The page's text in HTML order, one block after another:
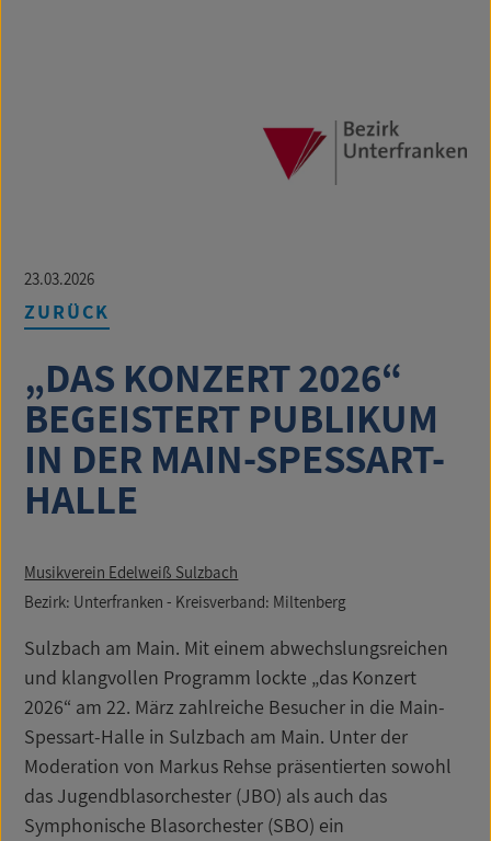
23.03.2026
ZURÜCK
„DAS KONZERT 2026“
BEGEISTERT PUBLIKUM
IN DER MAIN-SPESSART-
HALLE
Musikverein Edelweiß Sulzbach
Bezirk: Unterfranken - Kreisverband: Miltenberg
Sulzbach am Main. Mit einem abwechslungsreichen
und klangvollen Programm lockte „das Konzert
2026“ am 22. März zahlreiche Besucher in die Main-
Spessart-Halle in Sulzbach am Main. Unter der
Moderation von Markus Rehse präsentierten sowohl
das Jugendblasorchester (JBO) als auch das
Symphonische Blasorchester (SBO) ein